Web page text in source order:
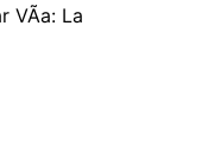
VÃ­a: La